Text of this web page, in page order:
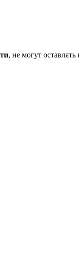
, не могут